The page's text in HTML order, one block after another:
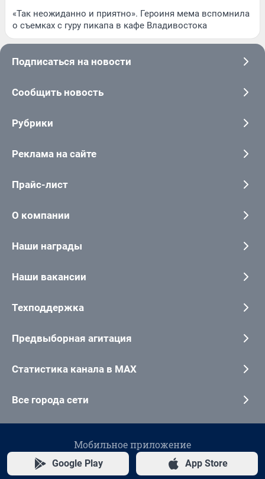
«Так неожиданно и приятно». Героиня мема вспомнила
о съемках с гуру пикапа в кафе Владивостока
Подписаться на новости
Сообщить новость
Рубрики
Реклама на сайте
Прайс-лист
О компании
Наши награды
Наши вакансии
Техподдержка
Предвыборная агитация
Статистика канала в MAX
Все города сети
Мобильное приложение
Google Play App Store